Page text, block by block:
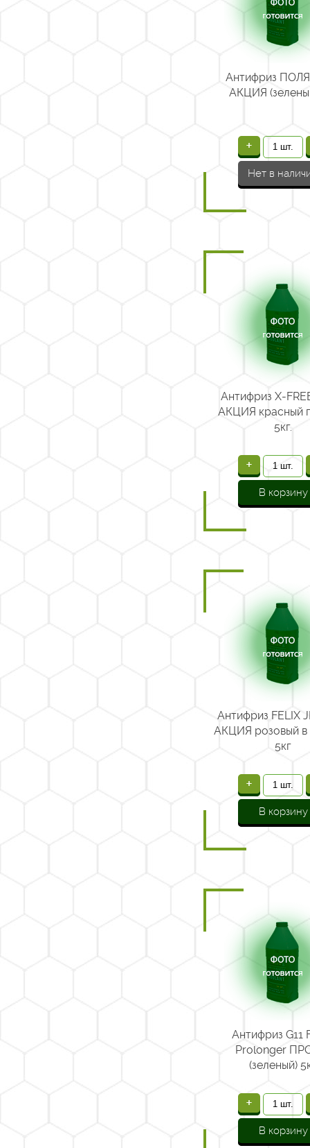
Антифриз
АКЦИЯ
+
Нет в
Антифриз X-
АКЦИЯ красный
5кг.
+
В корзину
Антифриз FELIX
АКЦИЯ розовый в
5кг
+
В корзину
Антифриз G11
Prolonger
(зеленый)
+
В корзину